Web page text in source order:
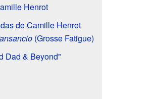
Henrot
de Camille Henrot
(Grosse Fatigue)
Dad & Beyond"